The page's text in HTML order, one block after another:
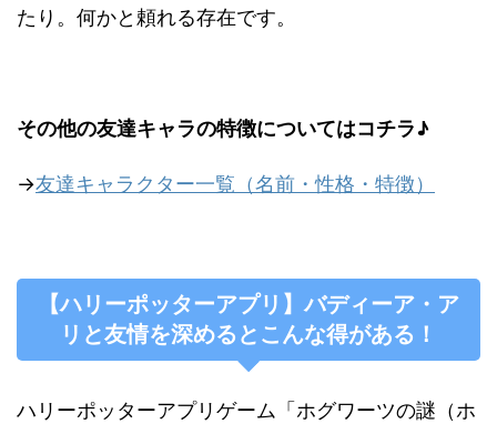
たり。何かと頼れる存在です。
その他の友達キャラの特徴についてはコチラ♪
→友達キャラクター一覧（名前・性格・特徴）
【ハリーポッターアプリ】バディーア・ア
リと友情を深めるとこんな得がある！
ハリーポッターアプリゲーム「ホグワーツの謎（ホ